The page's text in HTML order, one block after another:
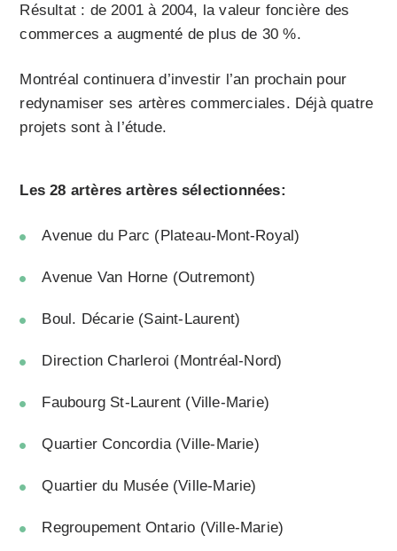
Résultat : de 2001 à 2004, la valeur foncière des
commerces a augmenté de plus de 30 %.
Montréal continuera d’investir l’an prochain pour
redynamiser ses artères commerciales. Déjà quatre
projets sont à l’étude.
Les 28 artères artères sélectionnées:
Avenue du Parc (Plateau-Mont-Royal)
Avenue Van Horne (Outremont)
Boul. Décarie (Saint-Laurent)
Direction Charleroi (Montréal-Nord)
Faubourg St-Laurent (Ville-Marie)
Quartier Concordia (Ville-Marie)
Quartier du Musée (Ville-Marie)
Regroupement Ontario (Ville-Marie)